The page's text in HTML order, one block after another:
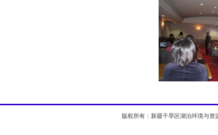
版权所有：新疆干旱区湖泊环境与资